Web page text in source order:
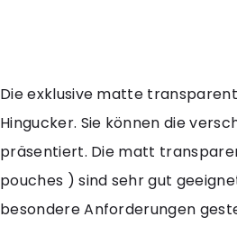
Die exklusive matte
Hingucker. Sie können die
präsentiert. Die matt
pouches ) sind sehr gut
besondere Anforderungen